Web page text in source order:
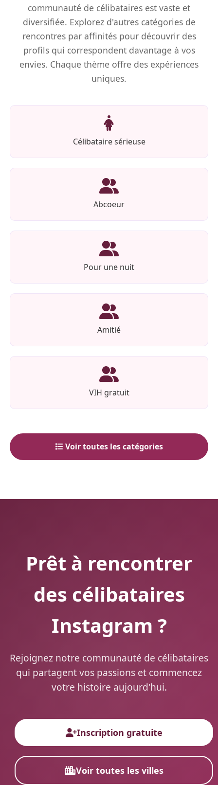
communauté de célibataires est vaste et
diversifiée. Explorez d'autres catégories de
rencontres par affinités pour découvrir des
profils qui correspondent davantage à vos
envies. Chaque thème offre des expériences
uniques.
Célibataire sérieuse
Abcoeur
Pour une nuit
Amitié
VIH gratuit
Voir toutes les catégories
Prêt à rencontrer
des célibataires
Instagram ?
Rejoignez notre communauté de célibataires
qui partagent vos passions et commencez
votre histoire aujourd'hui.
Inscription gratuite
Voir toutes les villes